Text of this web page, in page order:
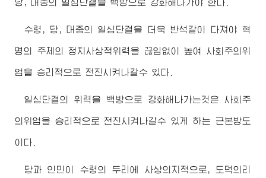
당, 대중의 일심단결을 백방으로 강화해나가야 한다.
수령 , 당, 대중의 일심단결을 더욱 반석같이 다져야 혁
명의 주체의 정치사상적위력을 끊임없이 높여 사회주의위
업을 승리적으로 전진시켜나갈수 있다.
일심단결의 위력을 백방으로 강화해나가는것은 사회주
의위업을 승리적으로 전진시켜나갈수 있게 하는 근본방도
이다.
당과 인민이 수령 의 두리에 사상의지적으로, 도덕의리